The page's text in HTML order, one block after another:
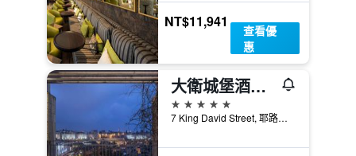
NT$11,941
查看優
惠
大衛城堡酒店 - 耶路撒冷
5星級
7 King David Street, 耶路撒冷, Jerusalem District, 以色列